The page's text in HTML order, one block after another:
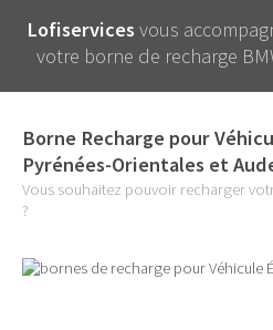
Lofiservices vous
votre borne de recharge
Borne Recharge pour
Pyrénées-Orientales et
Vous souhaitez pouvoir recharger
?